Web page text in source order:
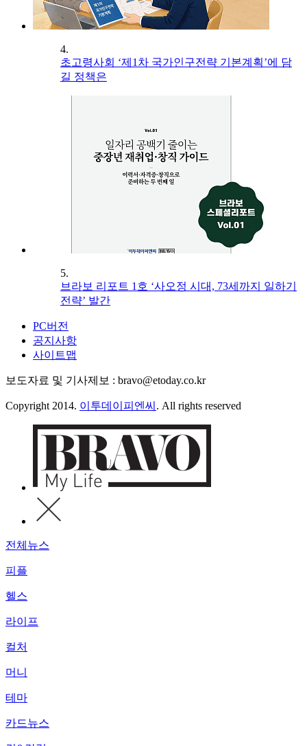
4.
초고령사회 ‘제1차 국가인구전략 기본계획’에 담
길 정책은
5.
브라보 리포트 1호 ‘사오정 시대, 73세까지 일하기
전략’ 발간
PC버전
공지사항
사이트맵
보도자료 및 기사제보 : bravo@etoday.co.kr
Copyright 2014. 이투데이피엔씨 . All rights reserved
전체뉴스
피플
헬스
라이프
컬처
머니
테마
카드뉴스